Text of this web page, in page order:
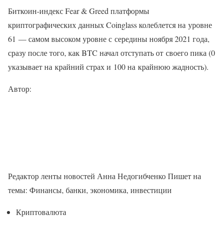
Биткоин-индекс Fear & Greed платформы
криптографических данных Coinglass колеблется на уровне
61 — самом высоком уровне с середины ноября 2021 года,
сразу после того, как BTC начал отступать от своего пика (0
указывает на крайний страх и 100 на крайнюю жадность).
Автор:
Редактор ленты новостей Анна Недогибченко Пишет на
темы: Финансы, банки, экономика, инвестиции
Криптовалюта